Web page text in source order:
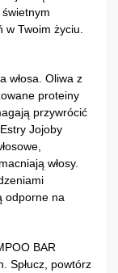
Twoim życiu.
włosa. Oliwa z
proteiny
przywrócić
Jojoby
włosy.
odporne na
BAR
Spłucz, powtórz